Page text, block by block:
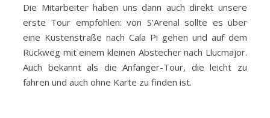
Die Mitarbeiter haben uns dann auch direkt unsere
erste Tour empfohlen: von S’Arenal sollte es über
eine Küstenstraße nach Cala Pi gehen und auf dem
Rückweg mit einem kleinen Abstecher nach Llucmajor.
Auch bekannt als die Anfänger-Tour, die leicht zu
fahren und auch ohne Karte zu finden ist.